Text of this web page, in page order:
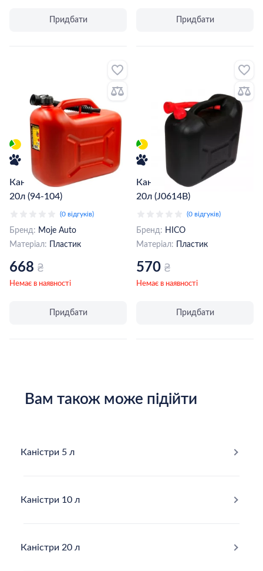
Придбати Придбати
Каністра Moje Auto Virage
20л (94-104)
(0 відгуків)
Бренд: Moje Auto
Матеріал:
Пластик
668 ₴
Немає в наявності
Придбати
Каністра пластикова HICO
20л (J0614B)
(0 відгуків)
Бренд: HICO
Матеріал:
Пластик
570 ₴
Немає в наявності
Придбати
Вам також може підійти
Каністри 5 л
Каністри 10 л
Каністри 20 л